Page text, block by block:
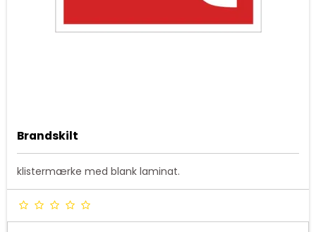
Brandskilt
klistermærke med blank laminat.